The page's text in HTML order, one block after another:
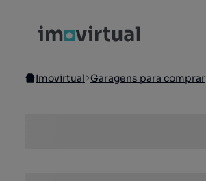
Imovirtual Garagens para comprar